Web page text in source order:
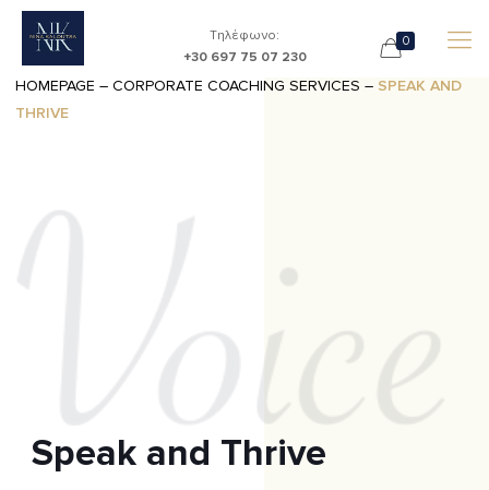
Τηλέφωνο:
+30 697 75 07 230
0
HOMEPAGE – CORPORATE COACHING SERVICES – SPEAK AND
THRIVE
Speak and Thrive